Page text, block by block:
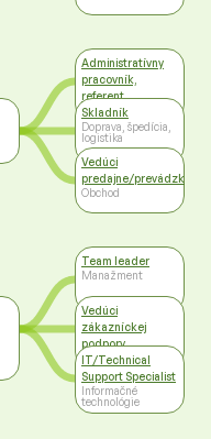
Administratívny
pracovník,
referent
Administratíva
Skladník
Doprava, špedícia,
logistika
Vedúci
predajne/prevádzky
Obchod
Team leader
Manažment
Vedúci
zákazníckej
podpory
Manažment
IT/Technical
Support Specialist
Informačné
technológie